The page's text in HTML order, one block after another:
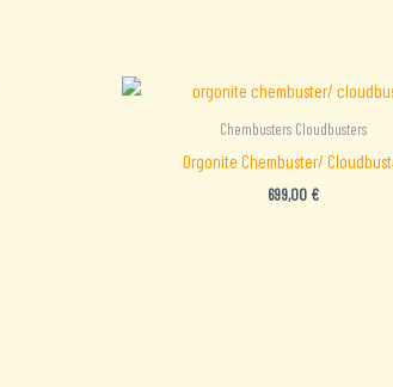
Chembusters Cloudbusters
Orgonite Chembuster/
699,00 €